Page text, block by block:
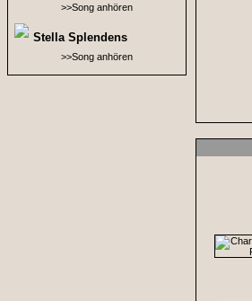
>>Song anhören
Stella Splendens
>>Song anhören